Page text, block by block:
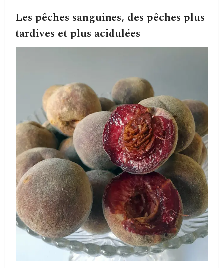
Les pêches sanguines, des pêches plus
tardives et plus acidulées